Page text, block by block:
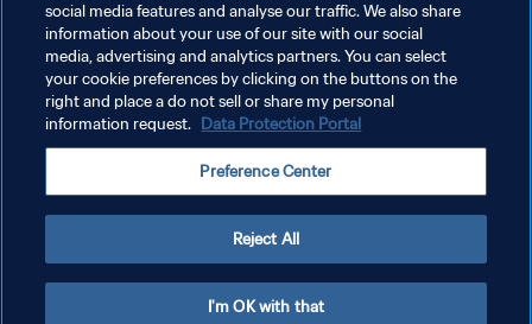
DATENSCHUTZ
NUTZUNGSBEDINGUNGEN
COOKIE-EINSTELLUNGEN VERWALTEN
Copyright © 1994 - 2026 FIFA. Alle Rechte vorbehalten.
social media features and analyse our traffic. We also share
information about your use of our site with our social
media, advertising and analytics partners. You can select
your cookie preferences by clicking on the buttons on the
right and place a do not sell or share my personal
information request. Data Protection Portal
Preference Center
Reject All
I'm OK with that